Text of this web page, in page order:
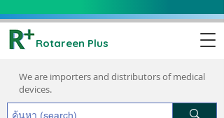
Rotareen Plus
We are importers and distributors of medical
devices.